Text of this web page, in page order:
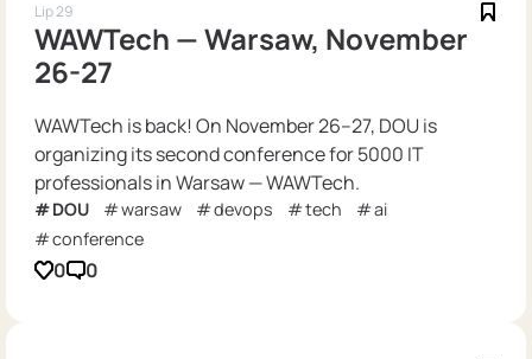
Lip 29
WAWTech — Warsaw, November
26-27
WAWTech is back! On November 26–27, DOU is
organizing its second conference for 5000 IT
professionals in Warsaw — WAWTech.
DOU warsaw devops tech
ai
conference
0 0